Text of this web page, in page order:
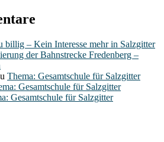
billig – Kein Interesse mehr in Salzgitter
der Bahnstrecke Fredenberg –
Thema: Gesamtschule für Salzgitter
Gesamtschule für Salzgitter
Gesamtschule für Salzgitter